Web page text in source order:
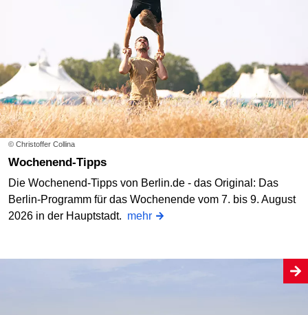
© Christoffer Collina
Wochenend-Tipps
Die Wochenend-Tipps von Berlin.de - das Original: Das
Berlin-Programm für das Wochenende vom 7. bis 9. August
2026 in der Hauptstadt. mehr